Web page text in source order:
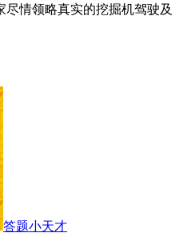
情领略真实的挖掘机驾驶及
答题小天才